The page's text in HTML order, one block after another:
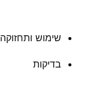
שימוש ותחזוקה
בדיקות